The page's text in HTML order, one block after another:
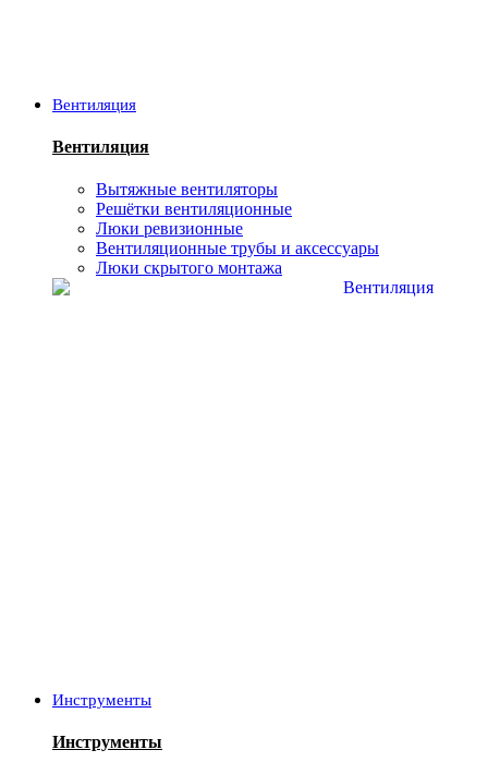
Вентиляция
Вентиляция
Вытяжные вентиляторы
Решётки вентиляционные
Люки ревизионные
Вентиляционные трубы и аксессуары
Люки скрытого монтажа
Инструменты
Инструменты